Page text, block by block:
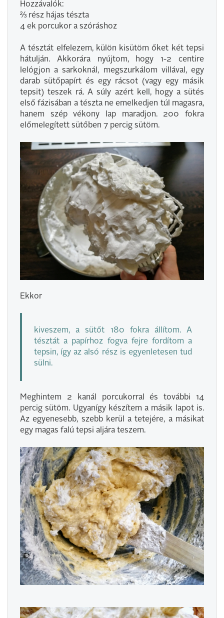
Hozzávalók:
⅔ rész hájas tészta
4 ek porcukor a szóráshoz
A tésztát elfelezem, külön kisütöm őket két tepsi
hátulján. Akkorára nyújtom, hogy 1-2 centire
lelógjon a sarkoknál, megszurkálom villával, egy
darab sütőpapírt és egy rácsot (vagy egy másik
tepsit) teszek rá. A súly azért kell, hogy a sütés
első fázisában a tészta ne emelkedjen túl magasra,
hanem szép vékony lap maradjon. 200 fokra
előmelegített sütőben 7 percig sütöm.
Ekkor
kiveszem, a sütőt 180 fokra állítom. A
tésztát a papírhoz fogva fejre fordítom a
tepsin, így az alsó rész is egyenletesen tud
sülni.
Meghintem 2 kanál porcukorral és további 14
percig sütöm. Ugyanígy készítem a másik lapot is.
Az egyenesebb, szebb kerül a tetejére, a másikat
egy magas falú tepsi aljára teszem.